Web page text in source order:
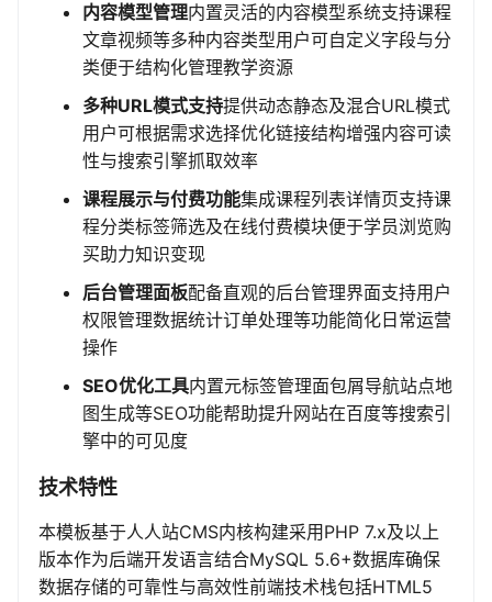
内容模型管理内置灵活的内容模型系统支持课程
文章视频等多种内容类型用户可自定义字段与分
类便于结构化管理教学资源
多种URL模式支持提供动态静态及混合URL模式
用户可根据需求选择优化链接结构增强内容可读
性与搜索引擎抓取效率
课程展示与付费功能集成课程列表详情页支持课
程分类标签筛选及在线付费模块便于学员浏览购
买助力知识变现
后台管理面板配备直观的后台管理界面支持用户
权限管理数据统计订单处理等功能简化日常运营
操作
SEO优化工具内置元标签管理面包屑导航站点地
图生成等SEO功能帮助提升网站在百度等搜索引
擎中的可见度
技术特性
本模板基于人人站CMS内核构建采用PHP 7.x及以上
版本作为后端开发语言结合MySQL 5.6+数据库确保
数据存储的可靠性与高效性前端技术栈包括HTML5